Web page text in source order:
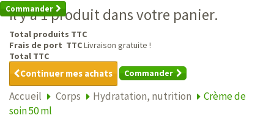
Commander
Il y a 1 produit dans votre panier.
Total produits TTC
Frais de port TTCLivraison gratuite !
Total TTC
Continuer mes achats Commander
Accueil Corps Hydratation, nutrition
Crème de
soin 50 ml